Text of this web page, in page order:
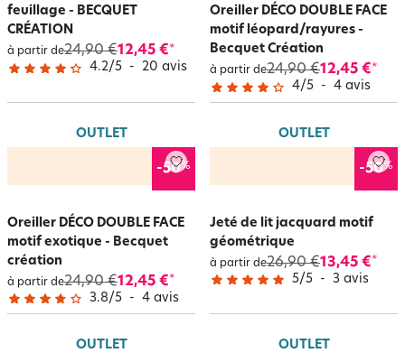
feuillage - BECQUET
CRÉATION
à partir de24,90 €12,45 €*
4.2/5 - 20 avis
Oreiller DÉCO DOUBLE FACE
motif léopard/rayures -
Becquet Création
à partir de24,90 €12,45 €*
4/5 - 4 avis
OUTLET
-50%
Oreiller DÉCO DOUBLE FACE
motif exotique - Becquet
création
à partir de24,90 €12,45 €*
3.8/5 - 4 avis
OUTLET
-50%
Jeté de lit jacquard motif
géométrique
à partir de26,90 €13,45 €*
5/5 - 3 avis
OUTLET OUTLET